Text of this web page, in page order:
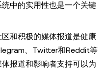
中的实用性也是一个关键
和积极的媒体报道是健康
、Twitter和Reddit等
报道和影响者支持可以为